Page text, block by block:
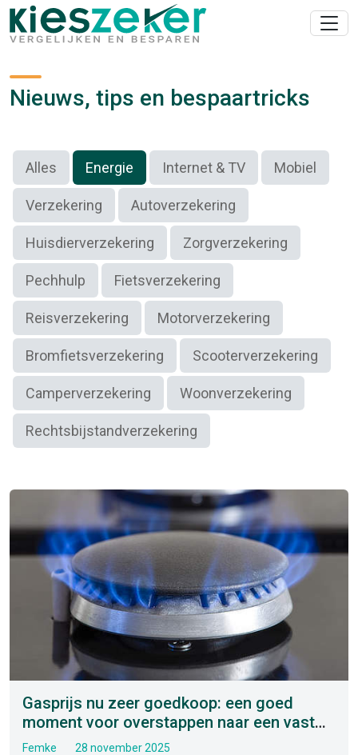
Nieuws, tips en bespaartricks
Alles Energie Internet & TV Mobiel
Verzekering Autoverzekering
Huisdierverzekering Zorgverzekering
Pechhulp Fietsverzekering
Reisverzekering Motorverzekering
Bromfietsverzekering Scooterverzekering
Camperverzekering Woonverzekering
Rechtsbijstandverzekering
Gasprijs nu zeer goedkoop: een goed
moment voor overstappen naar een vast
contract
Femke 28 november 2025